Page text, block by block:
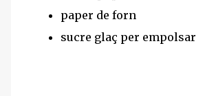
paper de forn
sucre glaç per empolsar